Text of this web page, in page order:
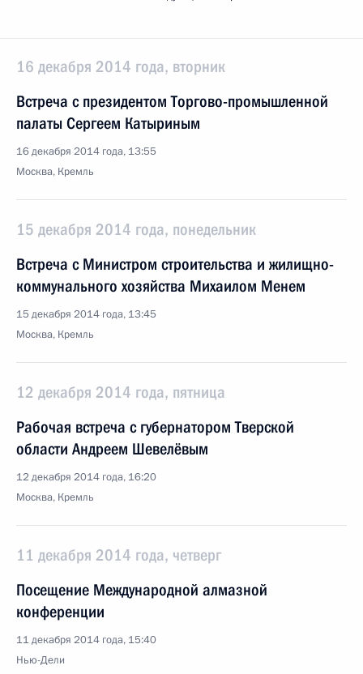
16 декабря 2014 года, вторник
Встреча с президентом Торгово-промышленной
палаты Сергеем Катыриным
16 декабря 2014 года, 13:55
Москва, Кремль
15 декабря 2014 года, понедельник
Встреча с Министром строительства и жилищно-
коммунального хозяйства Михаилом Менем
15 декабря 2014 года, 13:45
Москва, Кремль
12 декабря 2014 года, пятница
Рабочая встреча с губернатором Тверской
области Андреем Шевелёвым
12 декабря 2014 года, 16:20
Москва, Кремль
11 декабря 2014 года, четверг
Посещение Международной алмазной
конференции
11 декабря 2014 года, 15:40
Нью-Дели